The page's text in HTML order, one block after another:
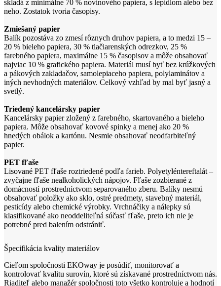
skladá z minimálne 70 % novinového papiera, s lepidlom alebo bez
neho. Zostatok tvoria časopisy.
Zmiešaný papier
Balík pozostáva zo zmesí rôznych druhov papiera, a to medzi 15 –
20 % bieleho papiera, 30 % tlačiarenských odrezkov, 25 %
farebného papiera, maximálne 15 % časopisov a môže obsahovať
najviac 10 % grafického papiera. Materiál musí byť bez krúžkových
a pákových zakladačov, samolepiaceho papiera, polylaminátov a
iných nevhodných materiálov. Celkový vzhľad by mal byť jasný a
svetlý.
Triedený kancelársky papier
Kancelársky papier zložený z farebného, skartovaného a bieleho
papiera. Môže obsahovať kovové spinky a menej ako 20 %
hnedých obálok a kartónu. Nesmie obsahovať neodfarbiteľný
papier.
PET fľaše
Lisované PET fľaše roztriedené podľa farieb. Polyetyléntereftalát –
zvyčajne fľaše nealkoholických nápojov. Fľaše zozbierané z
domácností prostredníctvom separovaného zberu. Balíky nesmú
obsahovať položky ako sklo, ostré predmety, stavebný materiál,
pesticídy alebo chemické výrobky. Vrchnáčiky a nálepky sú
klasifikované ako neoddeliteľná súčasť fľaše, preto ich nie je
potrebné pred balením odstrániť.
Špecifikácia kvality materiálov
Cieľom spoločnosti EKOway je posúdiť, monitorovať a
kontrolovať kvalitu surovín, ktoré sú získavané prostredníctvom nás.
Riaditeľ alebo manažér spoločnosti toto všetko kontroluje a hodnotí